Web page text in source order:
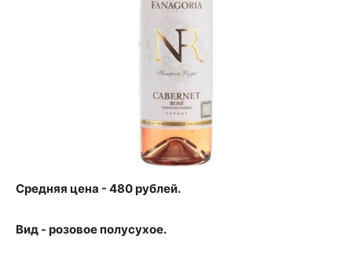
Средняя цена - 480 рублей.
Вид - розовое полусухое.